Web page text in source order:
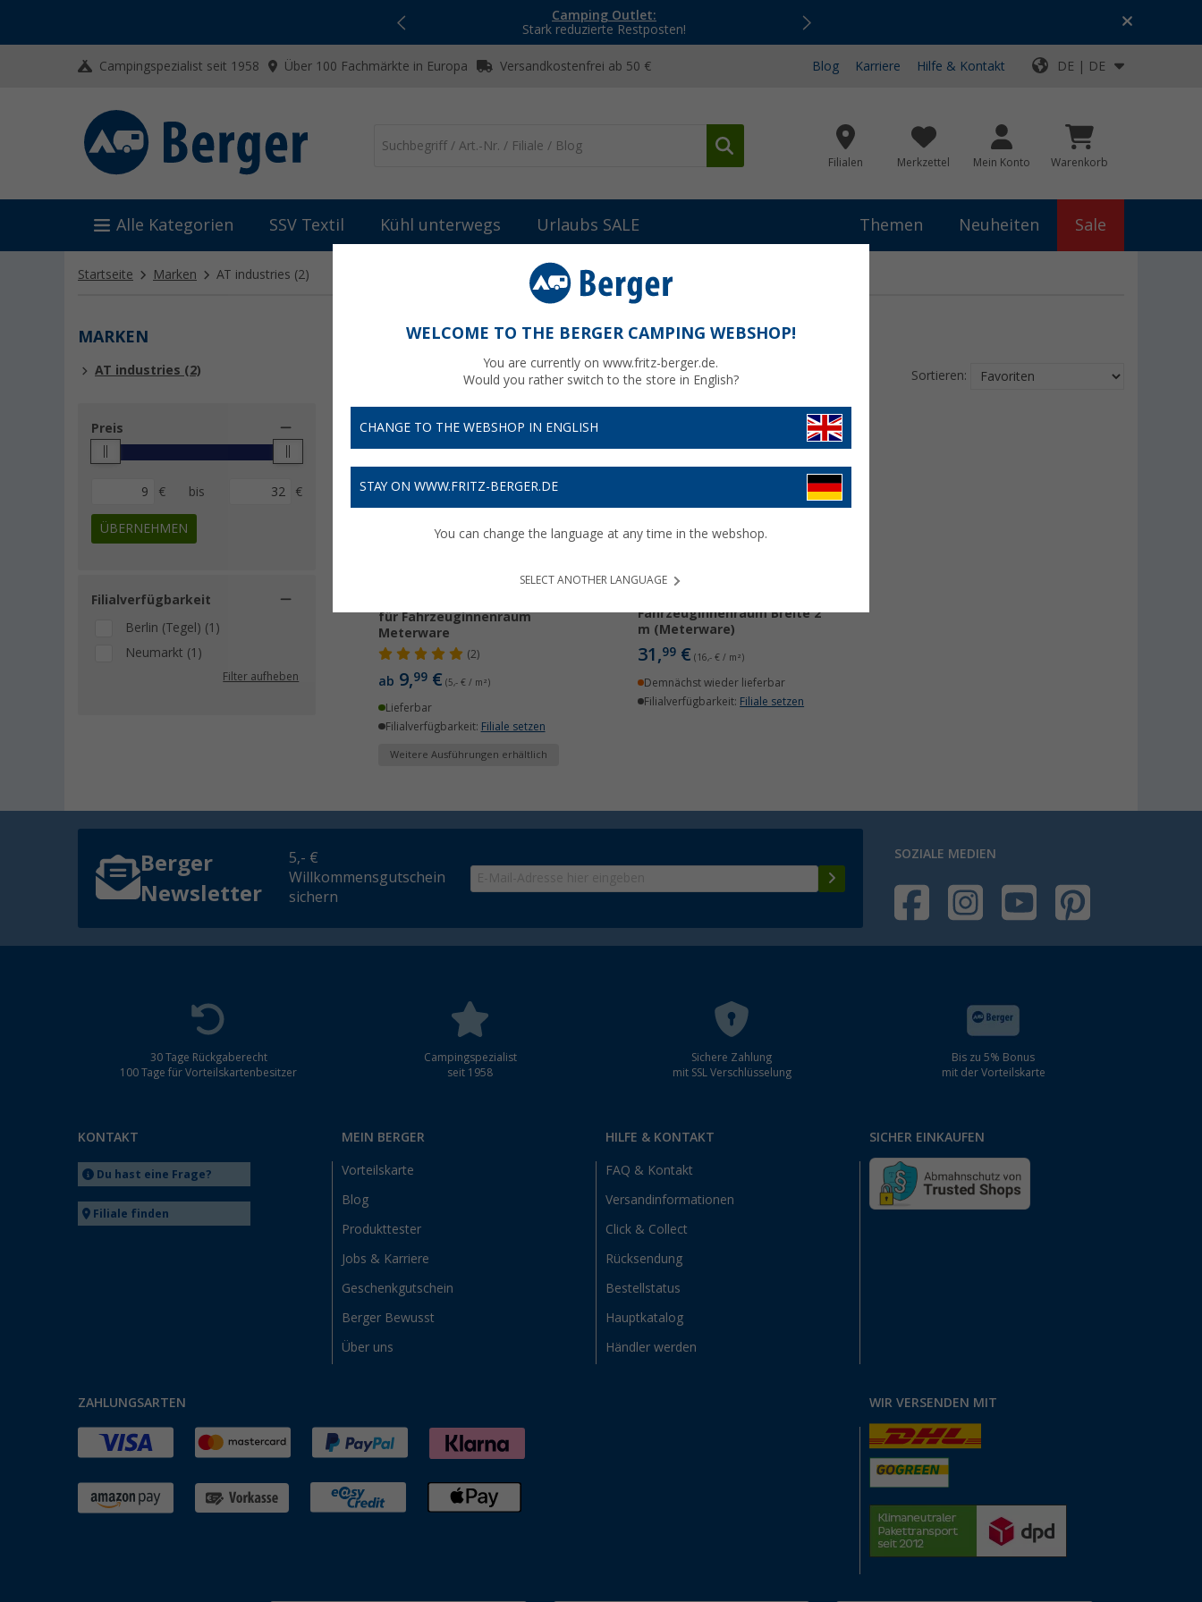
Camping Outlet:
Stark reduzierte Restposten!
Top-Deals für dein Abenteuer!
Campingspezialist seit 1958 Über 100 Fachmärkte in Europa Versandkostenfrei ab 50 € Blog Karriere Hilfe & Kontakt DE | DE
Filialen Merkzettel Mein Konto Warenkorb
Alle Kategorien SSV Textil Kühl unterwegs Urlaubs SALE Themen Neuheiten Sale
Startseite Marken AT industries (2)
MARKEN
AT industries (2)
Preis
€ bis €
ÜBERNEHMEN
Filialverfügbarkeit
Berlin (Tegel) (1)
Neumarkt (1)
Filter aufheben
AT INDUSTRIES
Sortieren:
für Fahrzeuginnenraum
Meterware
(2)
ab 9,99 € (5,- € / m²)
Lieferbar
Filialverfügbarkeit: Filiale setzen
Weitere Ausführungen erhältlich
Veloursteppich mit
Fahrzeuginnenraum Breite 2
m (Meterware)
31,99€ (16,- € / m²)
Demnächst wieder lieferbar
Filialverfügbarkeit: Filiale setzen
Berger
Newsletter
5,- €
Willkommensgutschein
sichern
SOZIALE MEDIEN
30 Tage Rückgaberecht
100 Tage für Vorteilskartenbesitzer
Campingspezialist
seit 1958
Sichere Zahlung
mit SSL Verschlüsselung
Bis zu 5% Bonus
mit der Vorteilskarte
KONTAKT
Du hast eine Frage?
Filiale finden
MEIN BERGER
Vorteilskarte
Blog
Produkttester
Jobs & Karriere
Geschenkgutschein
Berger Bewusst
Über uns
HILFE & KONTAKT
FAQ & Kontakt
Versandinformationen
Click & Collect
Rücksendung
Bestellstatus
Hauptkatalog
Händler werden
SICHER EINKAUFEN
ZAHLUNGSARTEN WIR VERSENDEN MIT
WELCOME TO THE BERGER CAMPING WEBSHOP!
You are currently on www.fritz-berger.de.
Would you rather switch to the store in English?
CHANGE TO THE WEBSHOP IN ENGLISH
STAY ON WWW.FRITZ-BERGER.DE
You can change the language at any time in the webshop.
SELECT ANOTHER LANGUAGE